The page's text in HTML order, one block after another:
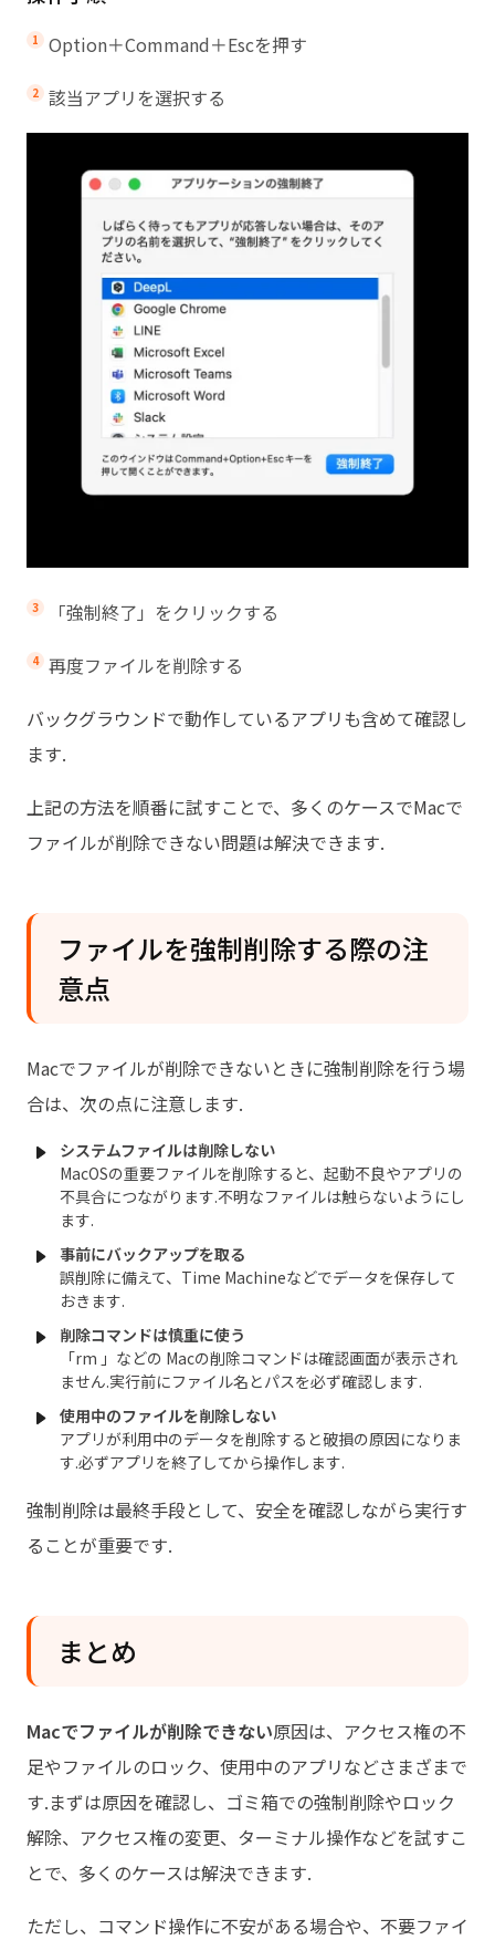
Option＋Command＋Escを押す
該当アプリを選択する
「強制終了」をクリックする
再度ファイルを削除する
バックグラウンドで動作しているアプリも含めて確認し
ます.
上記の方法を順番に試すことで、多くのケースでMacで
ファイルが削除できない問題は解決できます.
ファイルを強制削除する際の注
意点
Macでファイルが削除できないときに強制削除を行う場
合は、次の点に注意します.
システムファイルは削除しない
MacOSの重要ファイルを削除すると、起動不良やアプリの
不具合につながります.不明なファイルは触らないようにし
ます.
事前にバックアップを取る
誤削除に備えて、Time Machineなどでデータを保存して
おきます.
削除コマンドは慎重に使う
「rm 」などの Macの削除コマンドは確認画面が表示され
ません.実行前にファイル名とパスを必ず確認します.
使用中のファイルを削除しない
アプリが利用中のデータを削除すると破損の原因になりま
す.必ずアプリを終了してから操作します.
強制削除は最終手段として、安全を確認しながら実行す
ることが重要です.
まとめ
Macでファイルが削除できない原因は、アクセス権の不
足やファイルのロック、使用中のアプリなどさまざまで
す.まずは原因を確認し、ゴミ箱での強制削除やロック
解除、アクセス権の変更、ターミナル操作などを試すこ
とで、多くのケースは解決できます.
ただし、コマンド操作に不安がある場合や、不要ファイ